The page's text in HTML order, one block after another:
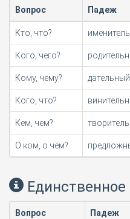
Вопрос Падеж
Кто, что?
Кого, чего?
Кому, чему? дательный
Кого, что?
Кем, чем?
О ком, о чём?
Единственное
Вопрос Падеж